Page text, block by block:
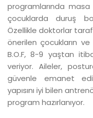
programlarında
çocuklarda duruş
Özellikle doktorlar
önerilen çocukların
B.O.F, 8-9 yaştan
veriyor. Aileler,
güvenle emanet
yapısını iyi bilen
program hazırlanıyor.